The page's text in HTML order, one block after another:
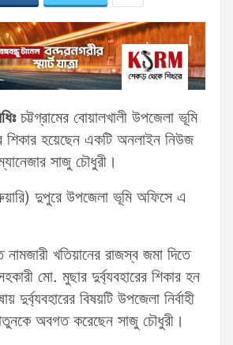
চট্টগ্রামের বোয়ালখালী উপজেলা ভূমি
শিকার হয়েছেন একটি অনলাইন নিউজ
সাজু চৌধুরী।
দুপুরে উপজেলা ভূমি অফিসে এ
খতিয়ানের রাজস্ব জমা দিতে
মো. মুছার দুর্ব্যবহারের শিকার হন
দুর্ব্যবহারের বিষয়টি উপজেলা নির্বাহী
অবগত করেছেন সাজু চৌধুরী।